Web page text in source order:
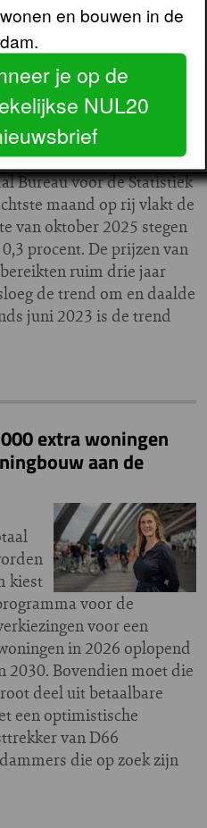
koopwoningen
Bureau voor de Statistiek
maand op rij vlakt de
van oktober 2025 stegen
procent. De prijzen van
ruim drie jaar
de trend om en daalde
juni 2023 is de trend
extra woningen
aan de
kiest
voor de
voor een
in 2026 oplopend
2030. Bovendien moet die
deel uit betaalbare
een optimistische
van D66
die op zoek zijn
en bouwen in de
je op de
NUL20